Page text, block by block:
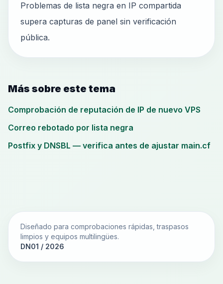
Problemas de lista negra en IP compartida
supera capturas de panel sin verificación
pública.
Más sobre este tema
Comprobación de reputación de IP de nuevo VPS
Correo rebotado por lista negra
Postfix y DNSBL — verifica antes de ajustar main.cf
Diseñado para comprobaciones rápidas, traspasos
limpios y equipos multilingües.
DN01 / 2026